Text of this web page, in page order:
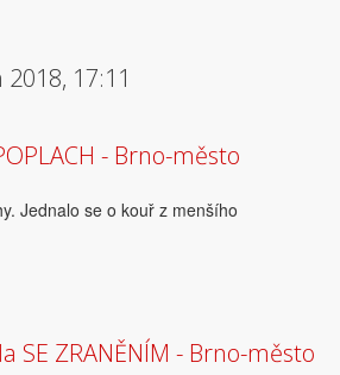
17:11
- Brno-město
Jednalo se o kouř z menšího
SE ZRANĚNÍM - Brno-město